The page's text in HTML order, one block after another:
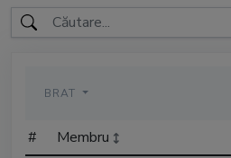
BRAT
# Membru